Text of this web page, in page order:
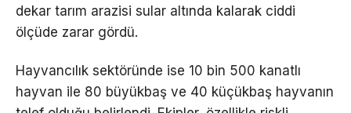
dekar tarım arazisi sular altında kalarak ciddi
ölçüde zarar gördü.
Hayvancılık sektöründe ise 10 bin 500 kanatlı
hayvan ile 80 büyükbaş ve 40 küçükbaş hayvanın